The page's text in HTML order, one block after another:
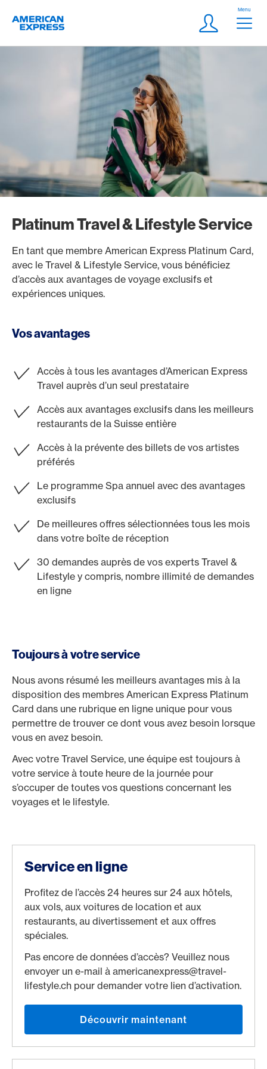
Logo
Meta
Login
Menu
Platinum Travel & Lifestyle Service
En tant que membre American Express Platinum Card,
avec le Travel & Lifestyle Service, vous bénéficiez
d’accès aux avantages de voyage exclusifs et
expériences uniques.
Vos avantages
Accès à tous les avantages d’American Express
Travel auprès d’un seul prestataire
Accès aux avantages exclusifs dans les meilleurs
restaurants de la Suisse entière
Accès à la prévente des billets de vos artistes
préférés
Le programme Spa annuel avec des avantages
exclusifs
De meilleures offres sélectionnées tous les mois
dans votre boîte de réception
30 demandes auprès de vos experts Travel &
Lifestyle y compris, nombre illimité de demandes
en ligne
Toujours à votre service
Nous avons résumé les meilleurs avantages mis à la
disposition des membres American Express Platinum
Card dans une rubrique en ligne unique pour vous
permettre de trouver ce dont vous avez besoin lorsque
vous en avez besoin.
Avec votre Travel Service, une équipe est toujours à
votre service à toute heure de la journée pour
s’occuper de toutes vos questions concernant les
voyages et le lifestyle.
Service en ligne
Profitez de l’accès 24 heures sur 24 aux hôtels,
aux vols, aux voitures de location et aux
restaurants, au divertissement et aux offres
spéciales.
Pas encore de données d’accès? Veuillez nous
envoyer un e-mail à americanexpress@travel-
lifestyle.ch pour demander votre lien d’activation.
Découvrir maintenant